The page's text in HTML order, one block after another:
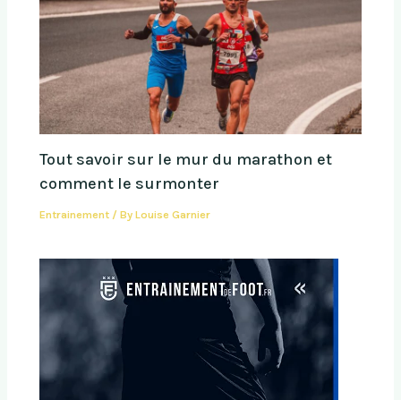
Tout savoir sur le mur du marathon et
comment le surmonter
Entrainement / ByLouise Garnier